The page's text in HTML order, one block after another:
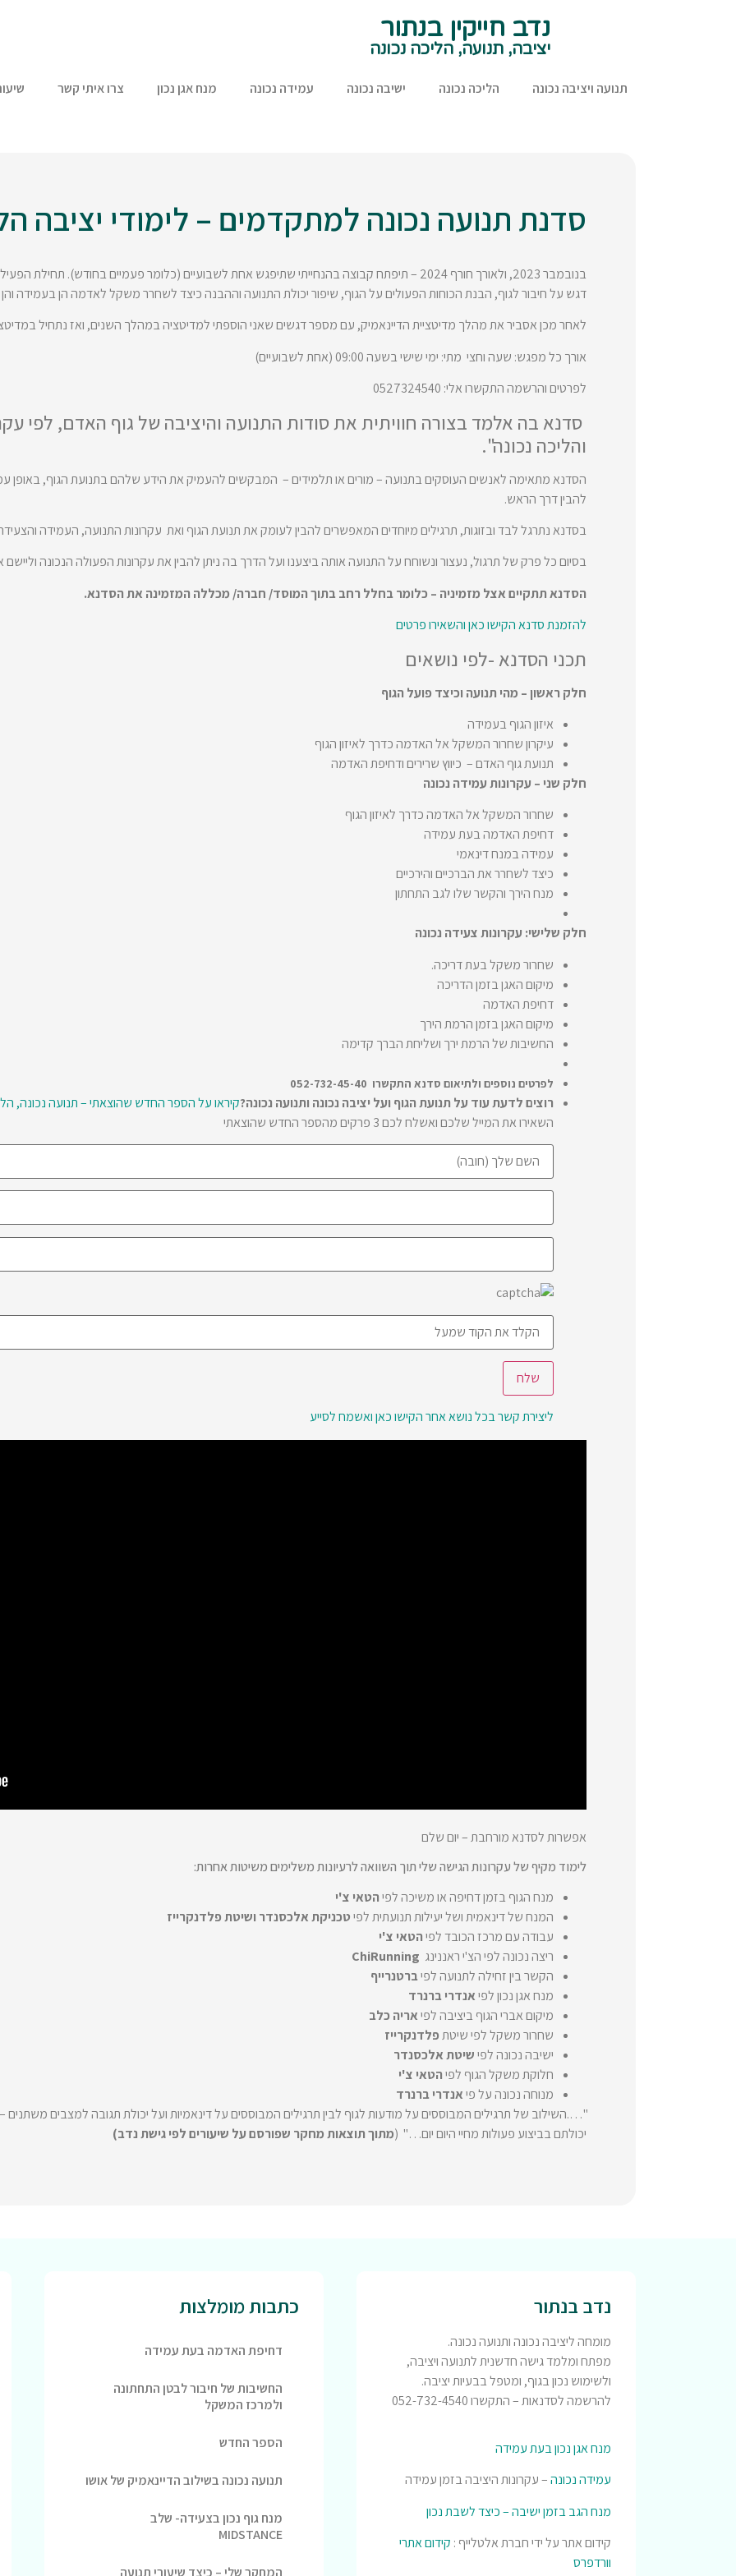
נדב חייקין בנתור
יציבה, תנועה, הליכה נכונה
תנועה ויציבה נכונה הליכה נכונה ישיבה נכונה עמידה נכונה מנח אגן נכון צרו איתי קשר
סדנת תנועה נכונה למתקדמים – לימודי יציבה
בנובמבר 2023, ולאורך חורף 2024 – תיפתח קבוצה בהנחייתי שתיפגש אחת לשבועיים (כלומר פעמיים בחודש).
דגש על חיבור לגוף, הבנת הכוחות הפעולים על הגוף, שיפור יכולת התנועה וההבנה כיצד לשחרר משקל לאדמה הן בעמידה והן
לאחר מכן אסביר את מהלך מדיטציית הדיינאמיק, עם מספר דגשים שאני הוספתי למדיטציה במהלך השנים, ואז נתחיל במדיטציה
אורך כל מפגש: שעה וחצי מתי: ימי שישי בשעה 09:00 (אחת לשבועיים)
לפרטים והרשמה התקשרו אלי: 0527324540
סדנא בה אלמד בצורה חוויתית את סודות התנועה והיציבה של גוף האדם, לפי
והליכה נכונה".
הסדנא מתאימה לאנשים העוסקים בתנועה – מורים או תלמידים – המבקשים להעמיק את הידע שלהם בתנועת הגוף, באופן
להבין דרך הראש.
בסדנא נתרגל לבד ובזוגות, תרגילים מיוחדים המאפשרים להבין לעומק את תנועת הגוף ואת עקרונות התנועה, העמידה
בסיום כל פרק של תרגול, נעצור ונשוחח על התנועה אותה ביצענו ועל הדרך בה ניתן להבין את עקרונות הפעולה הנכונה וליישם
הסדנא תתקיים אצל מזמיניה – כלומר בחלל רחב בתוך המוסד/ חברה/ מכללה המזמינה את הסדנא.
להזמנת סדנא הקישו כאן והשאירו פרטים
תכני הסדנא -לפי נושאים
חלק ראשון – מהי תנועה וכיצד פועל הגוף
איזון הגוף בעמידה
עיקרון שחרור המשקל אל האדמה כדרך לאיזון הגוף
תנועת גוף האדם – כיווץ שרירים ודחיפת האדמה
חלק שני – עקרונות עמידה נכונה
שחרור המשקל אל האדמה כדרך לאיזון הגוף
דחיפת האדמה בעת עמידה
עמידה במנח דינאמי
כיצד לשחרר את הברכיים והירכיים
מנח הירך והקשר שלו לגב התחתון
חלק שלישי: עקרונות צעידה נכונה
שחרור משקל בעת דריכה.
מיקום האגן בזמן הדריכה
דחיפת האדמה
מיקום האגן בזמן הרמת הירך
החשיבות של הרמת ירך ושליחת הברך קדימה
לפרטים נוספים ולתיאום סדנא התקשרו 052-732-45-40
רוצים לדעת עוד על תנועת הגוף ועל יציבה נכונה ותנועה נכונה?קיראו על הספר החדש שהוצאתי – תנועה נכונה,
השאירו את המייל שלכם ואשלח לכם 3 פרקים מהספר החדש שהוצאתי
ליצירת קשר בכל נושא אחר הקישו כאן ואשמח לסייע
אפשרות לסדנא מורחבת – יום שלם
לימוד מקיף של עקרונות הגישה שלי תוך השוואה לרעיונות משלימים משיטות אחרות:
מנח הגוף בזמן דחיפה או משיכה לפיהטאי צ'י
המנח של דינאמית ושל יעילות תנועתית לפיטכניקת אלכסנדר ושיטת פלדנקרייז
עבודה עם מרכז הכובד לפיהטאי צ'י
ריצה נכונה לפי הצ'י ראננינג ChiRunning
הקשר בין זחילה לתנועה לפיברטנרייף
מנח אגן נכון לפיאנדרי ברנרד
מיקום אברי הגוף ביציבה לפיאריה כלב
שחרור משקל לפי שיטתפלדנקרייז
ישיבה נכונה לפישיטת אלכסנדר
חלוקת משקל הגוף לפיהטאי צ'י
מנוחה נכונה על פיאנדרי ברנרד
"….השילוב של תרגילים המבוססים על מודעות לגוף לבין תרגילים המבוססים על דינאמיות ועל יכולת תגובה למצבים
יכולתם בביצוע פעולות מחיי היום יום…" (מתוך תוצאות מחקר שפורסם על שיעורים לפי גישת נדב)
נדב בנתור
מומחה ליציבה נכונה ותנועה נכונה.
מפתח ומלמד גישה חדשנית לתנועה ויציבה,
ולשימוש נכון בגוף, ומטפל בבעיות יציבה.
להרשמה לסדנאות – התקשרו 052-732-4540
מנח אגן נכון בעת עמידה
עמידה נכונה– עקרונות היציבה בזמן עמידה
מנח הגב בזמן ישיבה – כיצד לשבת נכון
קידום אתר על ידי חברת אלטלייף : קידום אתרי
וורדפרס
כתבות מומלצות
דחיפת האדמה בעת עמידה
החשיבות של חיבור לבטן התחתונה
ולמרכז המשקל
הספר החדש
תנועה נכונה בשילוב הדיינאמיק של אושו
מנח גוף נכון בצעידה- שלב
MIDSTANCE
המחקר שלי – כיצד שיעורי תנועה